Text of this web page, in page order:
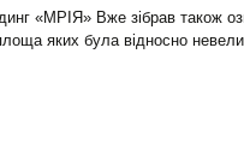
«МРІЯ» Вже зібрав також
яких була відносно